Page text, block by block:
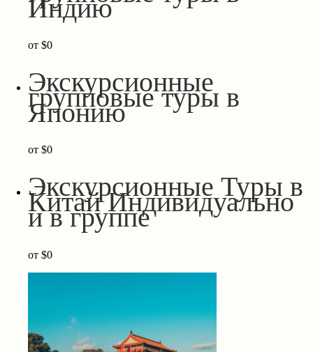
Индию
от $0
Экскурсионные
групповые туры в
Японию
от $0
Экскурсионные Туры в
Китай Индивидуально
и в группе
от $0